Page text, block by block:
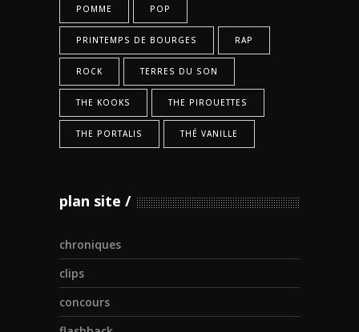
POMME POP
PRINTEMPS DE BOURGES RAP
ROCK TERRES DU SON
THE KOOKS THE PIROUETTES
THE PORTALIS THÉ VANILLE
plan site
chroniques
clips
concours